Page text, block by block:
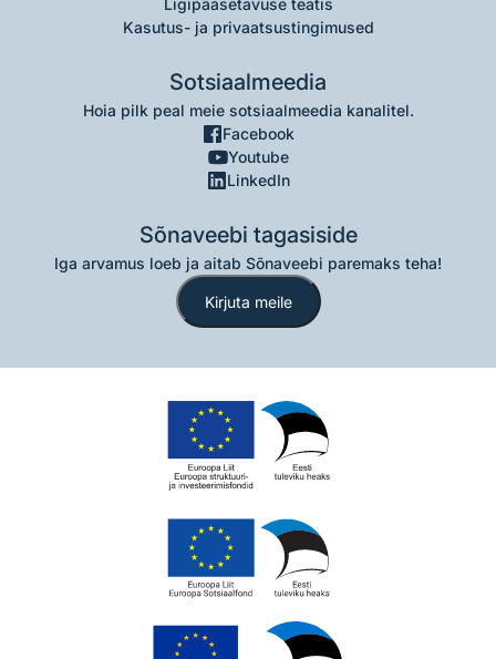
Ligipääsetavuse teatis
Kasutus- ja privaatsustingimused
Sotsiaalmeedia
Hoia pilk peal meie sotsiaalmeedia kanalitel.
Facebook
Youtube
LinkedIn
Sõnaveebi tagasiside
Iga arvamus loeb ja aitab Sõnaveebi paremaks teha!
Kirjuta meile